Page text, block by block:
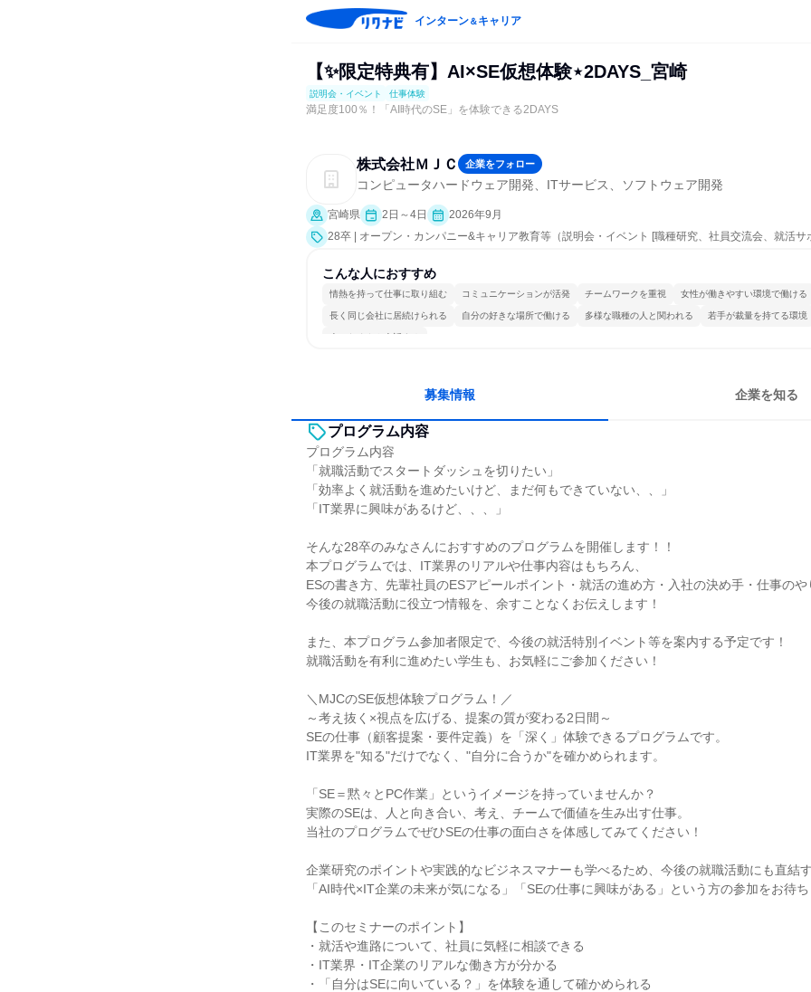
インターン＆キャリア
【✨限定特典有】AI×SE仮想体験⋆2DAYS_宮崎
説明会・イベント 仕事体験
満足度100％！「AI時代のSE」を体験できる2DAYS
株式会社ＭＪＣ 企業をフォロー
コンピュータハードウェア開発、ITサービス、ソフトウェア開発
宮崎県 2日～4日
2026年9月
28卒 | オープン・カンパニー&キャリア教育等（説明会・イベント [職種研究、社員交流会、就活サ
こんな人におすすめ
情熱を持って仕事に取り組む コミュニケーションが活発 チームワークを重視 女性が働きやすい環境で働ける
長く同じ会社に居続けられる 自分の好きな場所で働ける 多様な職種の人と関われる 若手が裁量を持てる環境
人とたくさん会話する
募集情報 企業を知る
プログラム内容
プログラム内容
「就職活動でスタートダッシュを切りたい」
「効率よく就活動を進めたいけど、まだ何もできていない、、」
「IT業界に興味があるけど、、、」
そんな28卒のみなさんにおすすめのプログラムを開催します！！
本プログラムでは、IT業界のリアルや仕事内容はもちろん、
ESの書き方、先輩社員のESアピールポイント・就活の進め方・入社の決め手・仕事の
今後の就職活動に役立つ情報を、余すことなくお伝えします！
また、本プログラム参加者限定で、今後の就活特別イベント等を案内する予定です！
就職活動を有利に進めたい学生も、お気軽にご参加ください！
＼MJCのSE仮想体験プログラム！／
～考え抜く×視点を広げる、提案の質が変わる2日間～
SEの仕事（顧客提案・要件定義）を「深く」体験できるプログラムです。
IT業界を"知る"だけでなく、"自分に合うか"を確かめられます。
「SE＝黙々とPC作業」というイメージを持っていませんか？
実際のSEは、人と向き合い、考え、チームで価値を生み出す仕事。
当社のプログラムでぜひSEの仕事の面白さを体感してみてください！
企業研究のポイントや実践的なビジネスマナーも学べるため、今後の就職活動にも直結
「AI時代×IT企業の未来が気になる」「SEの仕事に興味がある」という方の参加をお待
【このセミナーのポイント】
・就活や進路について、社員に気軽に相談できる
・IT業界・IT企業のリアルな働き方が分かる
・「自分はSEに向いている？」を体験を通して確かめられる